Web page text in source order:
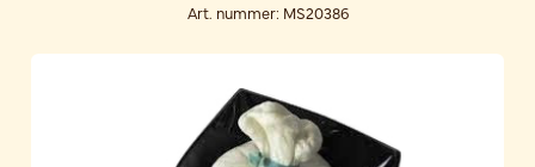
Art. nummer: MS20386